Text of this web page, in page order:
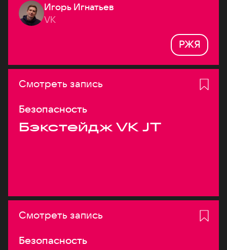
Игорь Игнатьев
VK
РЖЯ
Смотреть запись
Безопасность
Бэкстейдж VK JT
Смотреть запись
Безопасность